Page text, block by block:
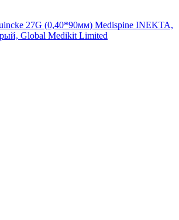
27G (0,40*90мм) Medispine INEKTA,
Global Medikit Limited